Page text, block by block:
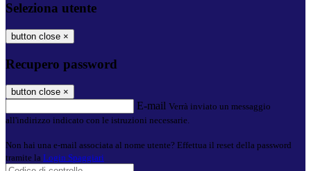
Seleziona utente
button close ×
Recupero password
button close ×
E-mail Verrà inviato un messaggio
all'indirizzo indicato con le istruzioni necessarie.
Non hai una e-mail associata al nome utente? Effettua il reset della password
tramite la Login Spaggiari